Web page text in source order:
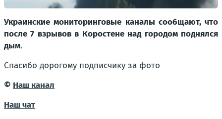
Украинские мониторинговые каналы сообщают, что
после 7 взрывов в Коростене над городом поднялся
дым.
Спасибо дорогому подписчику за фото
© Наш канал
Наш чат